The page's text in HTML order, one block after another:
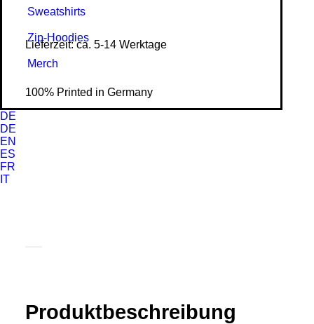
Sweat­shirts
Zip-Hoodies
Merch
DE
DE
EN
ES
FR
IT
Griffin
Ladies
Organic
Shirt
Lieferzeit: ca. 5-14 Werktage
100% Printed in Germany
Produkt­­beschreibung